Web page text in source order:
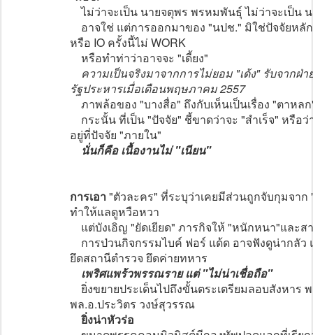
ไม่ว่าจะเป็น นายจตุพร พรหมพันธุ์ ไม่ว่าจะเป็น
อาจใช่ แต่การออกมาของ "นปช." มิใช่ปัจจัยหลั
หรือ IO ครั้งนี้ไม่ WORK
หรือทำท่าว่าอาจจะ "เดี้ยง"
ความเป็นจริงมาจากการไม่ยอม "เด้ง" รับจากฝ่
รัฐประหารเมื่อเดือนพฤษภาคม 2557
ภาพล้อของ "บางสื่อ" ถึงกับเห็นเป็นเรื่อง "ตาหล
กระนั้น ที่เป็น "ปัจจัย" ชี้ขาดว่าจะ "สำเร็จ" หรือ
อยู่ที่ปัจจัย "ภายใน"
นั่นก็คือ เนื้องานไม่ "เนียน"
การเอา"ตัวละคร" ที่ระบุว่าเคยมีส่วนถูกจับกุมจา
ทำให้แลดูหวือหวา
แต่บังเอิญ "ยัดเยียด" ภารกิจให้ "หนักหนา"และส
การป่วนกิจกรรมไบค์ ฟอร์ แด้ด อาจฟังดูน่ากลัว
ยึดสถานีตำรวจ ยึดค่ายทหาร
เพริศแพร้วพรรณราย แต่ "ไม่น่าเชื่อถือ"
ยิ่งขยายประเด็นไปถึงขั้นตระเตรียมลอบสังหาร
พล.อ.ประวิตร วงษ์สุวรรณ
ยิ่งน่าหัวร่อ